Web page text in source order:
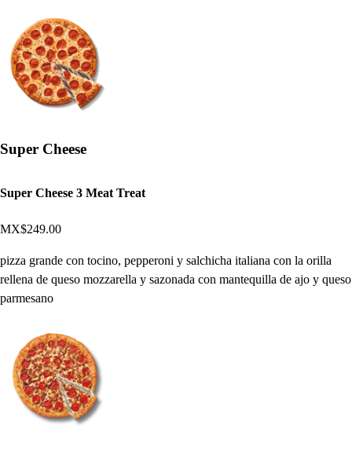
Super Cheese
Super Cheese 3 Meat Treat
MX$249.00
pizza grande con tocino, pepperoni y salchicha italiana con la orilla
rellena de queso mozzarella y sazonada con mantequilla de ajo y queso
parmesano